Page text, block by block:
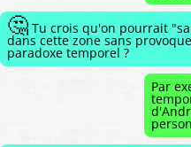
🤔 Tu crois qu'on pourrait
dans cette zone sans
paradoxe temporel ?
Par